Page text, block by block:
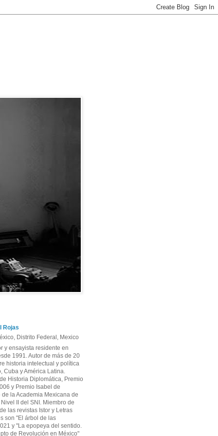
Rojas
Distrito Federal, Mexico
y ensayista residente en
1991. Autor de más de 20
historia intelectual y política
Cuba y América Latina.
Historia Diplomática, Premio
y Premio Isabel de
la Academia Mexicana de
II del SNI. Miembro de
las revistas Istor y Letras
son "El árbol de las
y "La epopeya del sentido.
de Revolución en México"